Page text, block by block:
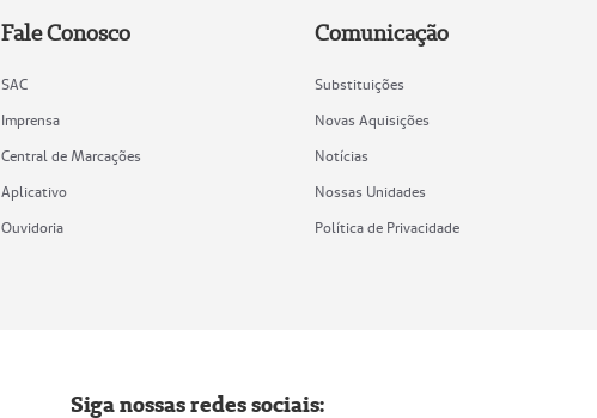
Fale Conosco
SAC
Imprensa
Central de Marcações
Aplicativo
Ouvidoria
Comunicação
Substituições
Novas Aquisições
Notícias
Nossas Unidades
Política de Privacidade
Siga nossas redes sociais: